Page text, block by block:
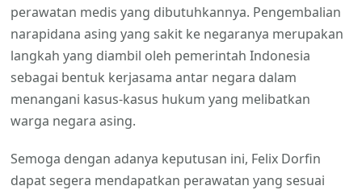
perawatan medis yang dibutuhkannya. Pengembalian
narapidana asing yang sakit ke negaranya merupakan
langkah yang diambil oleh pemerintah Indonesia
sebagai bentuk kerjasama antar negara dalam
menangani kasus-kasus hukum yang melibatkan
warga negara asing.
Semoga dengan adanya keputusan ini, Felix Dorfin
dapat segera mendapatkan perawatan yang sesuai